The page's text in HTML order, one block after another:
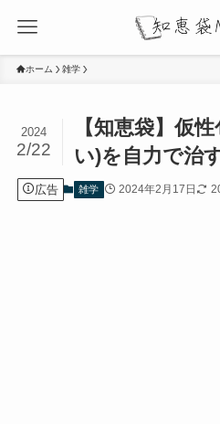
ホーム 雑学
【知恵袋】仮
い)を自力で治
2024
2/22
広告 雑学 2024年2月17日